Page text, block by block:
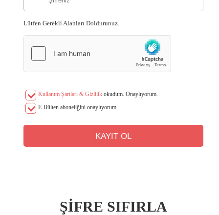
Lütfen Gerekli Alanları Doldurunuz.
Kullanım Şartları & Gizlilik okudum. Onaylıyorum.
E-Bülten aboneliğini onaylıyorum.
ŞİFRE SIFIRLA